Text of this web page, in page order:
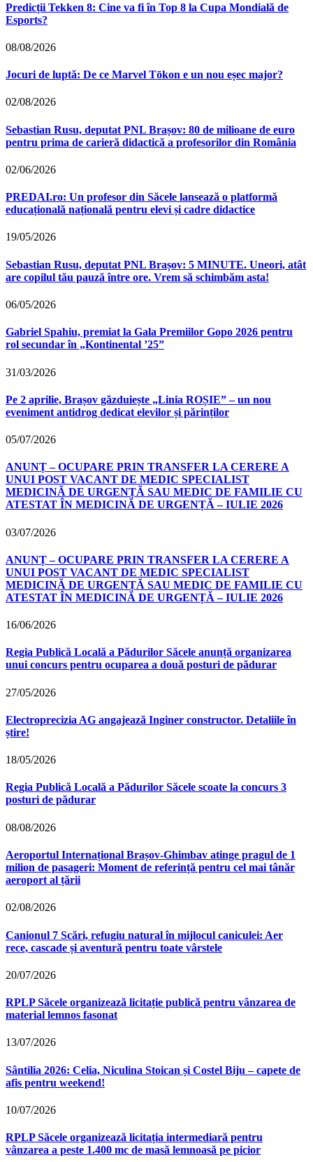
Predicții Tekken 8: Cine va fi în Top 8 la Cupa Mondială de
Esports?
08/08/2026
Jocuri de luptă: De ce Marvel Tōkon e un nou eșec major?
02/08/2026
Sebastian Rusu, deputat PNL Brașov: 80 de milioane de euro
pentru prima de carieră didactică a profesorilor din România
02/06/2026
PREDAI.ro: Un profesor din Săcele lansează o platformă
educațională națională pentru elevi și cadre didactice
19/05/2026
Sebastian Rusu, deputat PNL Brașov: 5 MINUTE. Uneori, atât
are copilul tău pauză între ore. Vrem să schimbăm asta!
06/05/2026
Gabriel Spahiu, premiat la Gala Premiilor Gopo 2026 pentru
rol secundar în „Kontinental ’25”
31/03/2026
Pe 2 aprilie, Brașov găzduiește „Linia ROȘIE” – un nou
eveniment antidrog dedicat elevilor și părinților
05/07/2026
ANUNȚ – OCUPARE PRIN TRANSFER LA CERERE A
UNUI POST VACANT DE MEDIC SPECIALIST
MEDICINĂ DE URGENȚĂ SAU MEDIC DE FAMILIE CU
ATESTAT ÎN MEDICINĂ DE URGENȚĂ – IULIE 2026
03/07/2026
ANUNȚ – OCUPARE PRIN TRANSFER LA CERERE A
UNUI POST VACANT DE MEDIC SPECIALIST
MEDICINĂ DE URGENȚĂ SAU MEDIC DE FAMILIE CU
ATESTAT ÎN MEDICINĂ DE URGENȚĂ – IULIE 2026
16/06/2026
Regia Publică Locală a Pădurilor Săcele anunță organizarea
unui concurs pentru ocuparea a două posturi de pădurar
27/05/2026
Electroprecizia AG angajează Inginer constructor. Detaliile în
știre!
18/05/2026
Regia Publică Locală a Pădurilor Săcele scoate la concurs 3
posturi de pădurar
08/08/2026
Aeroportul Internațional Brașov‑Ghimbav atinge pragul de 1
milion de pasageri: Moment de referință pentru cel mai tânăr
aeroport al țării
02/08/2026
Canionul 7 Scări, refugiu natural în mijlocul caniculei: Aer
rece, cascade și aventură pentru toate vârstele
20/07/2026
RPLP Săcele organizează licitație publică pentru vânzarea de
material lemnos fasonat
13/07/2026
Sântilia 2026: Celia, Niculina Stoican și Costel Biju – capete de
afis pentru weekend!
10/07/2026
RPLP Săcele organizează licitația intermediară pentru
vânzarea a peste 1.400 mc de masă lemnoasă pe picior